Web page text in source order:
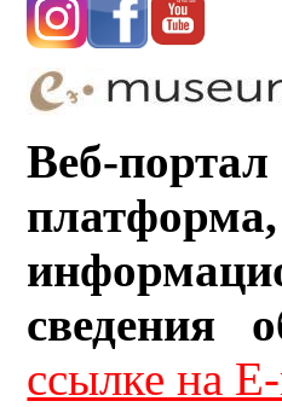
Веб-
сведения
ссылке на